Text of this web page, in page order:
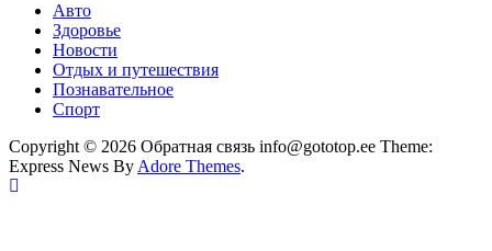
Авто
Здоровье
Новости
Отдых и путешествия
Познавательное
Спорт
Copyright © 2026 Обратная связь info@gototop.ee Theme:
Express News ByAdore Themes.